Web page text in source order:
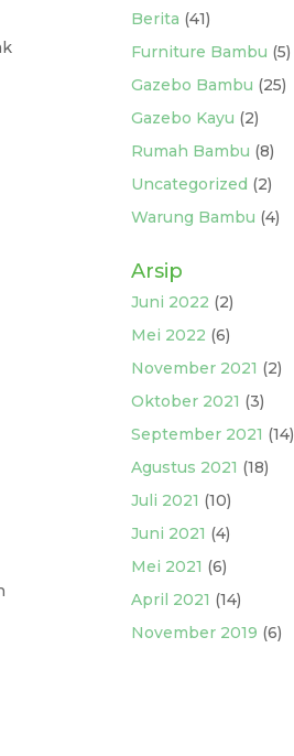
Berita (41)
Furniture Bambu (5)
Gazebo Bambu (25)
Gazebo Kayu (2)
Rumah Bambu (8)
Uncategorized (2)
Warung Bambu (4)
Arsip
Juni 2022 (2)
Mei 2022 (6)
November 2021 (2)
Oktober 2021 (3)
September 2021 (14)
Agustus 2021 (18)
Juli 2021 (10)
Juni 2021 (4)
Mei 2021 (6)
April 2021 (14)
November 2019 (6)